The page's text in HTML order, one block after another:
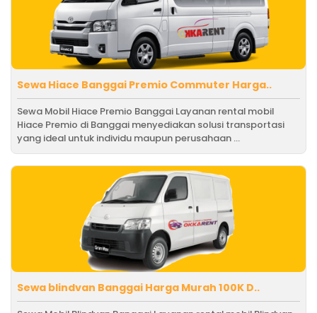
Sewa Hiace Banggai Premio Commuter Harga..
Sewa Mobil Hiace Premio Banggai Layanan rental mobil
Hiace Premio di Banggai menyediakan solusi transportasi
yang ideal untuk individu maupun perusahaan ...
Sewa blindvan Banggai Harga Murah 100K D..